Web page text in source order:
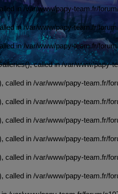
in /var/www/papy-team.fr/
in /var/www/papy-team.fr/
in /var/www/papy-team.fr/
called in /var/www/
in /var/www/papy-team.fr/
in /var/www/papy-team.fr/
in /var/www/papy-team.fr/
in /var/www/papy-team.fr/
in /var/www/papy-team.fr/
in /var/www/papy-team.fr/